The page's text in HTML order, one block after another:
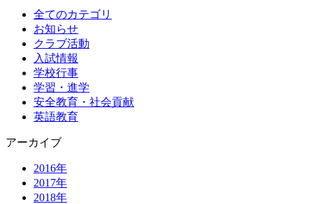
全てのカテゴリ
お知らせ
クラブ活動
入試情報
学校行事
学習・進学
安全教育・社会貢献
英語教育
アーカイブ
2016年
2017年
2018年